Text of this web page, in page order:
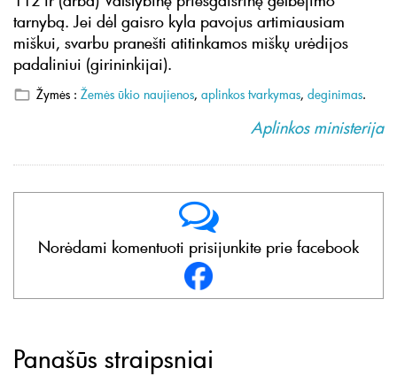
tarnybą. Jei dėl gaisro kyla pavojus artimiausiam
miškui, svarbu pranešti atitinkamos miškų urėdijos
padaliniui (girininkijai).
Žymės : Žemės ūkio naujienos, aplinkos tvarkymas, deginimas.
Aplinkos ministerija
Norėdami komentuoti prisijunkite prie facebook
Panašūs straipsniai